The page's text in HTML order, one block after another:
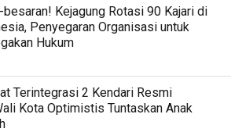
Kejagung Rotasi 90 Kajari di
Penyegaran Organisasi untuk
Hukum
Terintegrasi 2 Kendari Resmi
Kota Optimistis Tuntaskan Anak